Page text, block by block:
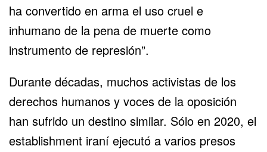
ha convertido en arma el uso cruel e
inhumano de la pena de muerte como
instrumento de represión”.
Durante décadas, muchos activistas de los
derechos humanos y voces de la oposición
han sufrido un destino similar. Sólo en 2020, el
establishment iraní ejecutó a varios presos